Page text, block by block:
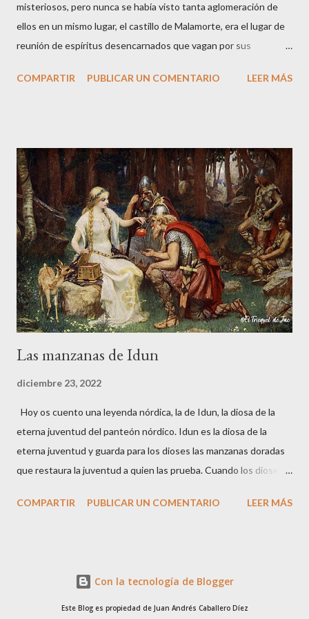
misteriosos, pero nunca se había visto tanta aglomeración de
ellos en un mismo lugar, el castillo de Malamorte, era el lugar de
reunión de espíritus desencarnados que vagan por sus
llevaron a la muerte. Arranco la narración de esta historia veraz
la fortaleza. La noche caía sobre la ciudad de y a Vitorio le
tocaron el hombro por detrás. Las armaduras no dejaban ver los
rostros de aquellos personajes tan peculiares. Le pidieron que
les siguiera y Vitorio, intrigado, decidió hacerlo. Una vez dentro
del castillo, los dos guerreros medievales le señalaron un muro
falso donde estaba guardado un fabuloso tesoro. Solo le
pusieron una condición, pero si no la cumplía a rajatabla...
COMPARTIR PUBLICAR UN COMENTARIO LEER MÁS
Las manzanas de Idun
diciembre 23, 2022
Hoy os cuento una leyenda nórdica, la de Idun, la diosa de la
eterna juventud del panteón nórdico. Idun es la diosa de la
eterna juventud y guarda para los dioses las manzanas doradas
que restaura la juventud a quien las prueba. Cuando los dioses
vista pierde agudeza, solo deben comer estas manzanas para
de bueyes. Mataron a uno de los bueyes e intentaron cocinar su
carne en una olla, pero a pesar de la intensidad del fuego, la
COMPARTIR PUBLICAR UN COMENTARIO LEER MÁS
Con la tecnología de Blogger
Este Blog es propiedad de Juan Andrés Caballero Díez